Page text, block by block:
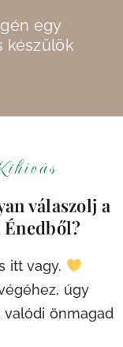
egy
készülök
válaszolj a
itt vagy.
úgy
önmagad